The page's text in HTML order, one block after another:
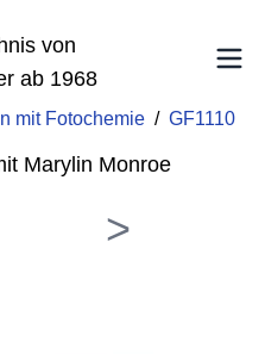
von
ab 1968
mit Fotochemie / GF1110
Marylin Monroe
>